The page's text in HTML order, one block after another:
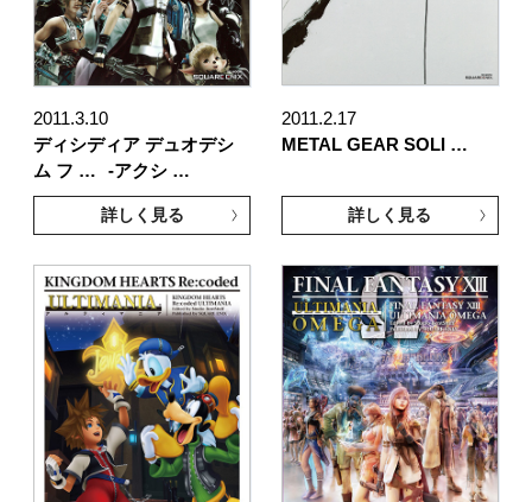
2011.3.10
ディシディア デュオデシ
ム フ …
-アクシ …
詳しく見る
2011.2.17
METAL GEAR SOLI …
詳しく見る